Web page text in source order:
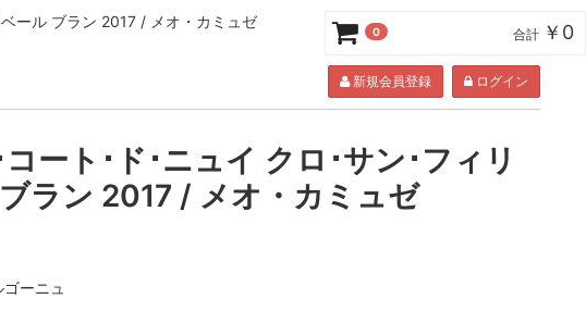
ール ブラン 2017 / メオ・カミュゼ
新規会員登録 ログイン
ート･ド･ニュイ クロ･サン･フィリ
ラン 2017 / メオ・カミュゼ
ゴーニュ
0 合計 ￥0